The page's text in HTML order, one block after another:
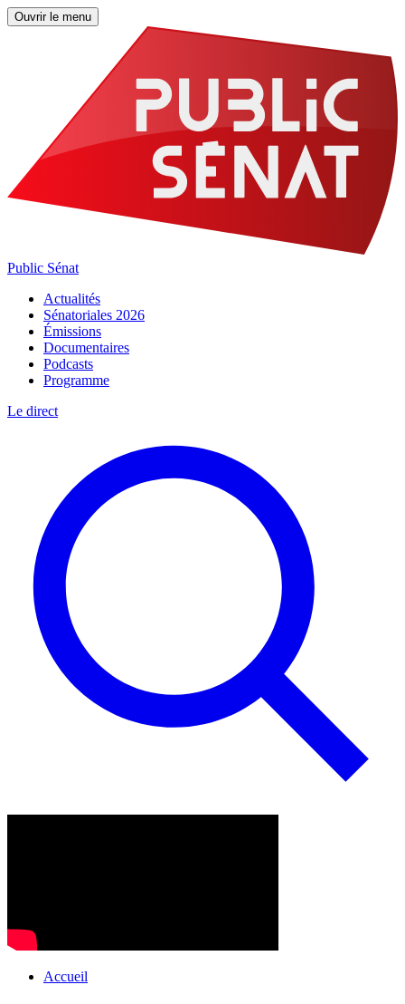
Ouvrir le menu
Public Sénat
Actualités
Sénatoriales 2026
Émissions
Documentaires
Podcasts
Programme
Le direct
Accueil